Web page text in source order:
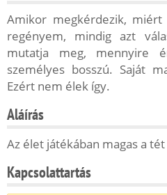
Amikor megkérdezik,
regényem, mindig azt
mutatja meg, mennyire
személyes bosszú. Saját
Ezért nem élek így.
Aláírás
Az élet játékában magas a tét
Kapcsolattartás